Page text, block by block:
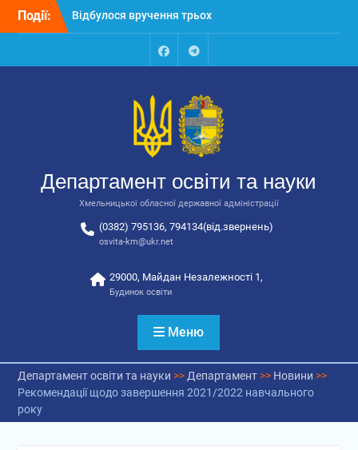
Перейти
Події:
Відбулося вручення трьох
автобусів для потреб
Відбулося засідання
освіти та науки обласної
державної адміністрації
Відбулась обласна
національно-патріотичне
виховання
FacebookTalegram
Департамент освіти та науки
Хмельницької обласної державної адміністрації
(0382) 795136, 794134(від.звернень)
osvita-km@ukr.net
29000, Майдан Незалежності 1,
Будинок освіти
Меню
Департамент освіти та науки >> Департамент>> Новини >>
Рекомендації щодо завершення 2021/2022 навчального
року